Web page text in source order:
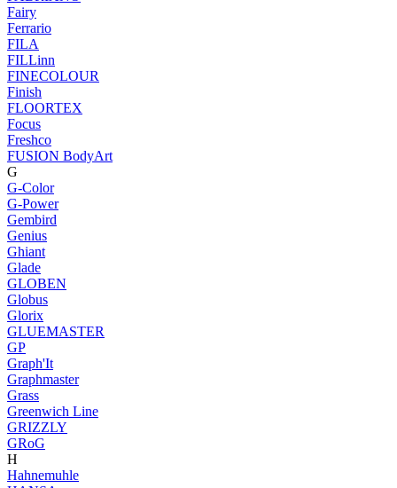
Fairy
Ferrario
FILA
FILLinn
FINECOLOUR
Finish
FLOORTEX
Focus
Freshco
FUSION BodyArt
G
G-Color
G-Power
Gembird
Genius
Ghiant
Glade
GLOBEN
Globus
Glorix
GLUEMASTER
GP
Graph'It
Graphmaster
Grass
Greenwich Line
GRIZZLY
GRoG
H
Hahnemuhle